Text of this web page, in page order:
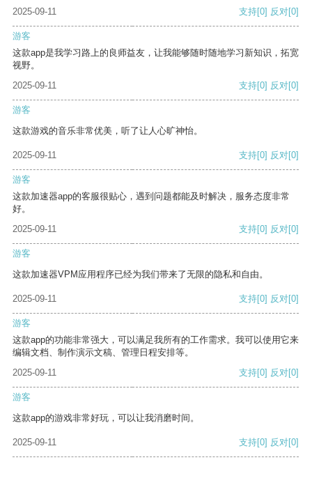
2025-09-11 支持[0] 反对[0]
游客
这款app是我学习路上的良师益友，让我能够随时随地学习新知识，拓宽
视野。
2025-09-11
支持[0] 反对[0]
游客
这款游戏的音乐非常优美，听了让人心旷神怡。
2025-09-11 支持[0] 反对[0]
游客
这款加速器app的客服很贴心，遇到问题都能及时解决，服务态度非常
好。
2025-09-11
支持[0] 反对[0]
游客
这款加速器VPM应用程序已经为我们带来了无限的隐私和自由。
2025-09-11 支持[0] 反对[0]
游客
这款app的功能非常强大，可以满足我所有的工作需求。我可以使用它来
编辑文档、制作演示文稿、管理日程安排等。
2025-09-11
支持[0] 反对[0]
游客
这款app的游戏非常好玩，可以让我消磨时间。
2025-09-11 支持[0] 反对[0]